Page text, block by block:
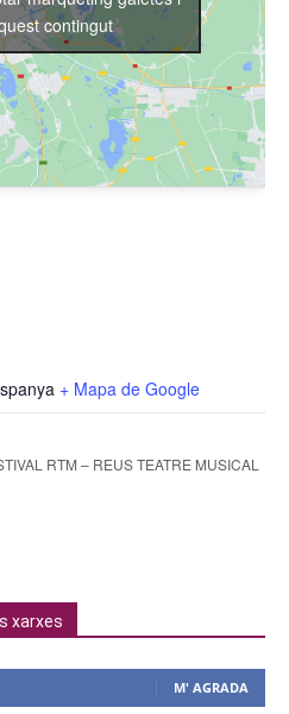
+ Mapa de Google
contingut
RTM – REUS TEATRE MUSICAL
xarxes
M' AGRADA